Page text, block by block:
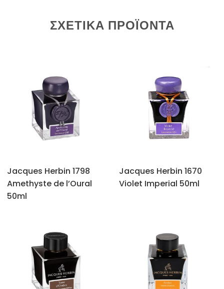
ΣΧΕΤΙΚΆ ΠΡΟΪΌΝΤΑ
Jacques Herbin 1798
Amethyste de l’Oural
50ml
Jacques Herbin 1670
Violet Imperial 50ml